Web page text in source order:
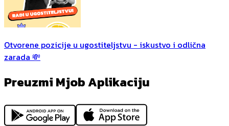
Otvorene pozicije u ugostiteljstvu - iskustvo i odlična
zarada 💸
Preuzmi Mjob Aplikaciju